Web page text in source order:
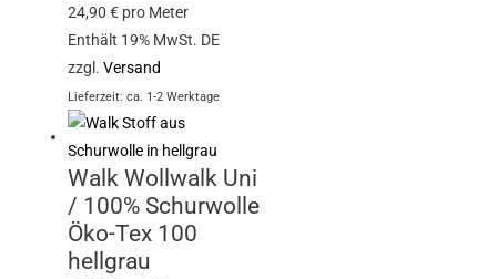
24,90€ pro Meter
Enthält 19% MwSt. DE
zzgl.Versand
Lieferzeit: ca. 1-2 Werktage
Walk Wollwalk Uni
/ 100% Schurwolle
Öko-Tex 100
hellgrau